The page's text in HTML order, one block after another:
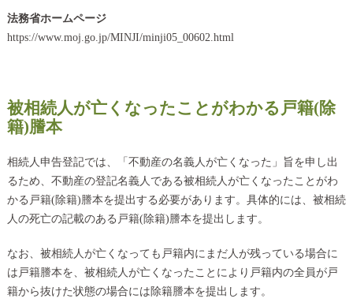
法務省ホームページ
https://www.moj.go.jp/MINJI/minji05_00602.html
被相続人が亡くなったことがわかる戸籍(除
籍)謄本
相続人申告登記では、「不動産の名義人が亡くなった」旨を申し出
るため、不動産の登記名義人である被相続人が亡くなったことがわ
かる戸籍(除籍)謄本を提出する必要があります。具体的には、被相続
人の死亡の記載のある戸籍(除籍)謄本を提出します。
なお、被相続人が亡くなっても戸籍内にまだ人が残っている場合に
は戸籍謄本を、被相続人が亡くなったことにより戸籍内の全員が戸
籍から抜けた状態の場合には除籍謄本を提出します。